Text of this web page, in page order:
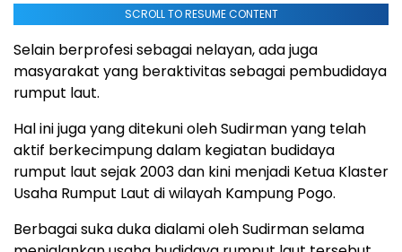
SCROLL TO RESUME CONTENT
Selain berprofesi sebagai nelayan, ada juga
masyarakat yang beraktivitas sebagai pembudidaya
rumput laut.
Hal ini juga yang ditekuni oleh Sudirman yang telah
aktif berkecimpung dalam kegiatan budidaya
rumput laut sejak 2003 dan kini menjadi Ketua Klaster
Usaha Rumput Laut di wilayah Kampung Pogo.
Berbagai suka duka dialami oleh Sudirman selama